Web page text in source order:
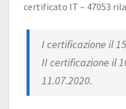
certificato IT – 47053
I certificazione il
II certificazione il
11.07.2020.